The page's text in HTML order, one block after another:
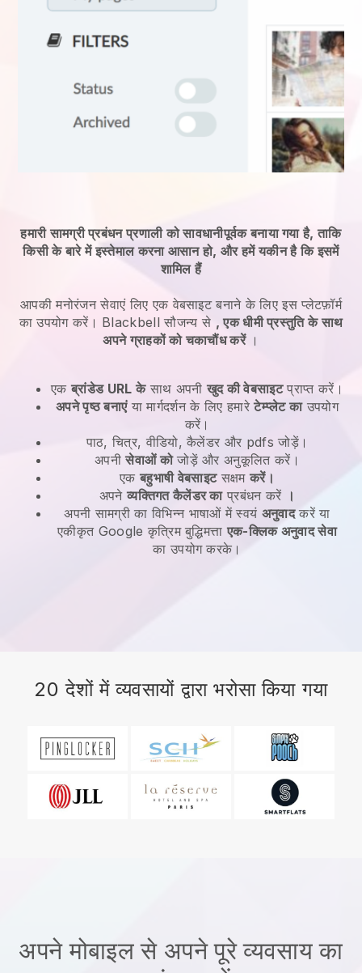
हमारी सामग्री प्रबंधन प्रणाली को सावधानीपूर्वक बनाया गया है, ताकि
किसी के बारे में इस्तेमाल करना आसान हो, और हमें यकीन है कि इसमें
शामिल हैं
आपकी मनोरंजन सेवाएंलिए एक वेबसाइट बनाने के लिए इस प्लेटफ़ॉर्म
का उपयोग करें। Blackbell सौजन्य से , एक धीमी प्रस्तुति के साथ
अपने ग्राहकों को चकाचौंध करें।
एकब्रांडेड URL केसाथ अपनीखुद की वेबसाइटप्राप्त करें।
अपने पृष्ठ बनाएंया मार्गदर्शन के लिए हमारेटेम्प्लेट काउपयोग
करें।
पाठ, चित्र, वीडियो, कैलेंडर और pdfs जोड़ें।
अपनीसेवाओं कोजोड़ें और अनुकूलित करें।
एकबहुभाषी वेबसाइटसक्षमकरें।
अपनेव्यक्तिगत कैलेंडर काप्रबंधन करें ।
अपनी सामग्री का विभिन्न भाषाओं में स्वयं अनुवादकरें या
एकीकृत Google कृत्रिम बुद्धिमत्ताएक-क्लिक अनुवाद सेवा
का उपयोग करके।
20 देशों में व्यवसायों द्वारा भरोसा किया गया
अपने मोबाइल से अपने पूरे व्यवसाय का